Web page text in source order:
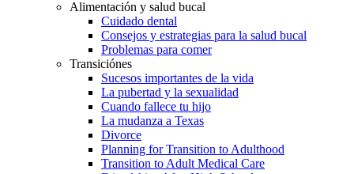
Alimentación y salud bucal
Cuidado dental
Consejos y estrategias para la salud bucal
Problemas para comer
Transiciónes
Sucesos importantes de la vida
La pubertad y la sexualidad
Cuando fallece tu hijo
La mudanza a Texas
Divorce
Planning for Transition to Adulthood
Transition to Adult Medical Care